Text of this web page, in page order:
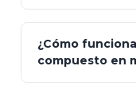
AA
¿Cómo
compuesto en